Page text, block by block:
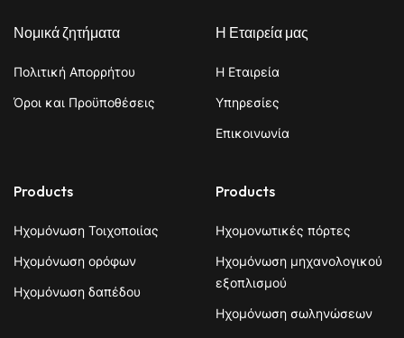
Νομικά ζητήματα
Πολιτική Απορρήτου
Όροι και Προϋποθέσεις
Η Εταιρεία μας
Η Εταιρεία
Υπηρεσίες
Επικοινωνία
Products
Ηχομόνωση Τοιχοποιίας
Ηχομόνωση ορόφων
Ηχομόνωση δαπέδου
Products
Ηχομονωτικές πόρτες
Ηχομόνωση μηχανολογικού
εξοπλισμού
Ηχομόνωση σωληνώσεων